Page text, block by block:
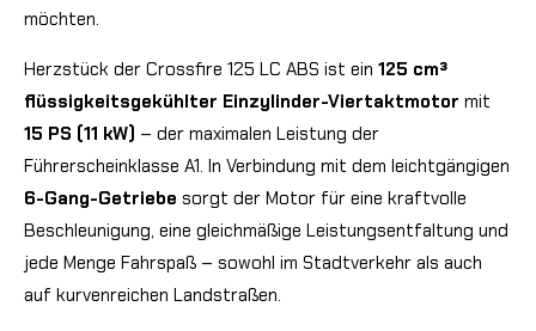
möchten.
Herzstück der Crossfire 125 LC ABS ist ein 125 cm³
flüssigkeitsgekühlter Einzylinder-Viertaktmotor mit
15 PS (11 kW) – der maximalen Leistung der
Führerscheinklasse A1. In Verbindung mit dem leichtgängigen
6-Gang-Getriebe sorgt der Motor für eine kraftvolle
Beschleunigung, eine gleichmäßige Leistungsentfaltung und
jede Menge Fahrspaß – sowohl im Stadtverkehr als auch
auf kurvenreichen Landstraßen.